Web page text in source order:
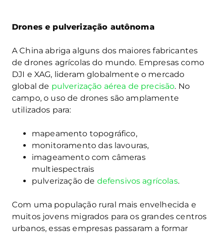
Drones e pulverização autônoma
A China abriga alguns dos maiores fabricantes
de drones agrícolas do mundo. Empresas como
DJI e XAG, lideram globalmente o mercado
global de pulverização aérea de precisão. No
campo, o uso de drones são amplamente
utilizados para:
mapeamento topográfico,
monitoramento das lavouras,
imageamento com câmeras
multiespectrais
pulverização de defensivos agrícolas.
Com uma população rural mais envelhecida e
muitos jovens migrados para os grandes centros
urbanos, essas empresas passaram a formar